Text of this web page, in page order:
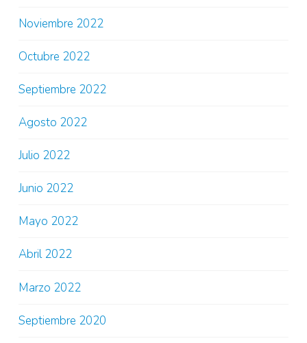
Noviembre 2022
Octubre 2022
Septiembre 2022
Agosto 2022
Julio 2022
Junio 2022
Mayo 2022
Abril 2022
Marzo 2022
Septiembre 2020